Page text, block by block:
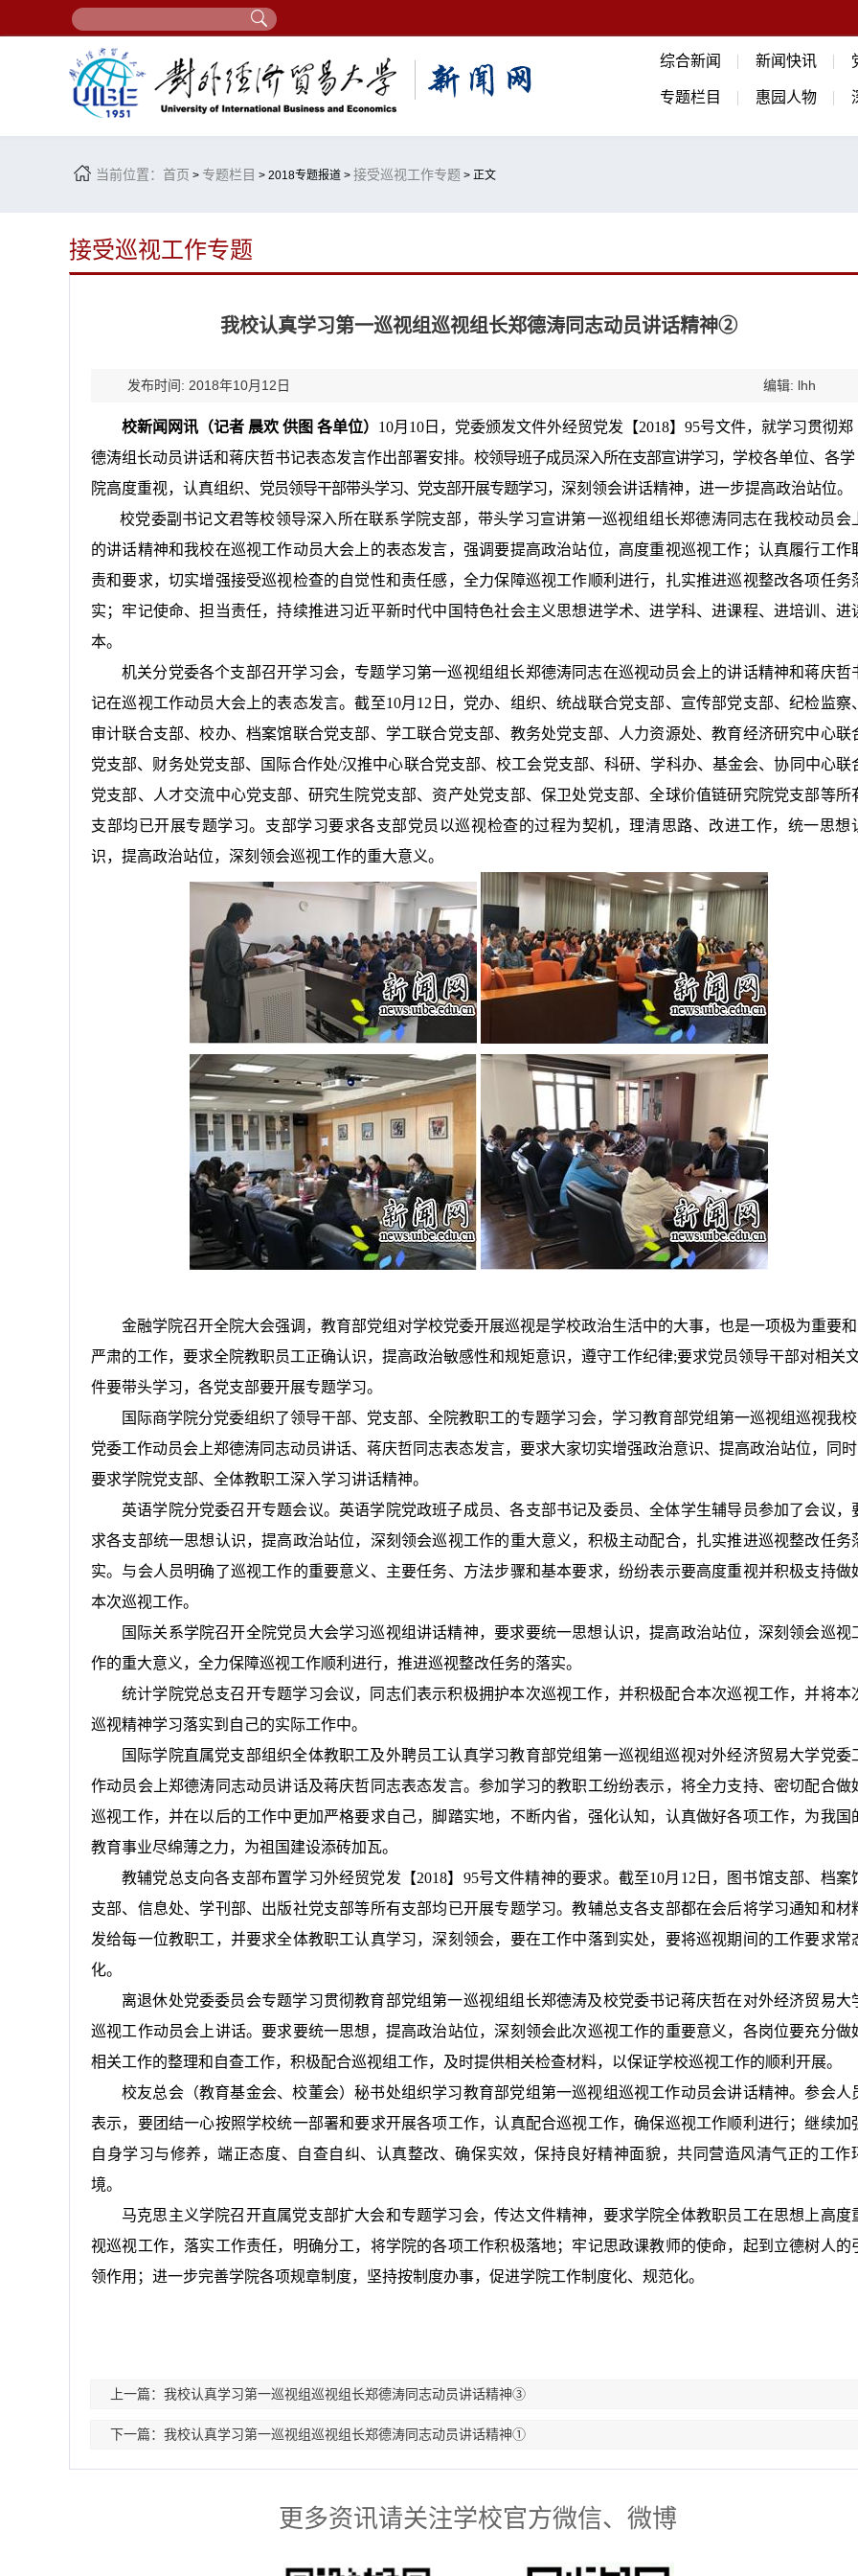
综合新闻 新闻快讯
专题栏目 惠园人物
当前位置： 首页 > 专题栏目 > 2018专题报道 > 接受巡视工作专题 > 正文
接受巡视工作专题
我校认真学习第一巡视组巡视组长郑德涛同志动员讲话精神②
发布时间: 2018年10月12日 编辑: lhh
校新闻网讯（记者 晨欢 供图 各单位） 10月10日，党委颁发文件外经贸党发【2018】95号文件，就学习贯彻郑
德涛组长动员讲话和蒋庆哲书记表态发言作出部署安排。 校领导班子成员深入所在支部宣讲学习， 学校各单位、各学
院高度重视，认真组织、 党员领导干部带头学习、党支部开展专题学习， 深刻领会讲话精神，进一步提高政治站位。
校党委副书记文君等校领导深入所在联系学院支部，带头学习宣讲第一巡视组组长郑德涛同志在我校动员会
的讲话精神和我校在巡视工作动员大会上的表态发言，强调要提高政治站位，高度重视巡视工作；认真履行工作
责和要求，切实增强接受巡视检查的自觉性和责任感，全力保障巡视工作顺利进行，扎实推进巡视整改各项任务
实；牢记使命、担当责任，持续推进习近平新时代中国特色社会主义思想进学术、进学科、进课程、进培训、进
本。
机关分党委各个支部召开学习会，专题学习第一巡视组组长郑德涛同志在巡视动员会上的讲话精神和蒋庆哲
记在巡视工作动员大会上的表态发言。截至10月12日 ，党办、组织、统战联合党支部、宣传部党支部、纪检监察、
审计联合支部、校办、档案馆联合党支部、学工联合党支部、教务处党支部、人力资源处、教育经济研究中心联
党支部、财务处党支部、国际合作处/汉推中心联合党支部、校工会党支部、科研、学科办、基金会、协同中心联
党支部、人才交流中心党支部、研究生院党支部、资产处党支部、保卫处党支部、全球价值链研究院党支部等所
支部均已开展专题学习。支部学习要求各支部党员以巡视检查的过程为契机，理清思路、改进工作，统一思想
识，提高政治站位，深刻领会巡视工作的重大意义。
金融学院召开全院大会强调，教育部党组对学校党委开展巡视是学校政治生活中的大事，也是一项极为重要和
严肃的工作，要求全院教职员工正确认识，提高政治敏感性和规矩意识，遵守工作纪律;要求党员领导干部对相关
件要带头学习，各党支部要开展专题学习。
国际商学院分党委组织了领导干部、党支部、全院教职工的专题学习会，学习教育部党组第一巡视组巡视我校
党委工作动员会上郑德涛同志动员讲话、蒋庆哲同志表态发言，要求大家切实增强政治意识、提高政治站位，同时
要求学院党支部、全体教职工深入学习讲话精神。
英语学院分党委召开专题会议。英语学院党政班子成员、各支部书记及委员、全体学生辅导员参加了会议，
求各支部统一思想认识，提高政治站位，深刻领会巡视工作的重大意义，积极主动配合，扎实推进巡视整改任务
实。与会人员明确了巡视工作的重要意义、主要任务、方法步骤和基本要求，纷纷表示要高度重视并积极支持做
本次巡视工作。
国际关系学院召开全院党员大会学习巡视组讲话精神，要求要统一思想认识，提高政治站位，深刻领会巡视
作的重大意义，全力保障巡视工作顺利进行，推进巡视整改任务的落实。
统计学院党总支召开专题学习会议，同志们表示积极拥护本次巡视工作，并积极配合本次巡视工作，并将本
巡视精神学习落实到自己的实际工作中。
国际学院直属党支部组织全体教职工及外聘员工认真学习教育部党组第一巡视组巡视对外经济贸易大学党委
作动员会上郑德涛同志动员讲话及蒋庆哲同志表态发言。参加学习的教职工纷纷表示，将全力支持、密切配合做
巡视工作，并在以后的工作中更加严格要求自己，脚踏实地，不断内省，强化认知，认真做好各项工作，为我国
教育事业尽绵薄之力，为祖国建设添砖加瓦。
教辅党总支向各支部布置学习外经贸党发【2018】95号文件精神的要求。截至10月12日，图书馆支部、档案
支部、信息处、学刊部、出版社党支部等所有支部均已开展专题学习。教辅总支各支部都在会后将学习通知和材
发给每一位教职工，并要求全体教职工认真学习，深刻领会，要在工作中落到实处，要将巡视期间的工作要求常
化。
离退休处党委委员会专题学习贯彻教育部党组第一巡视组组长郑德涛及校党委书记蒋庆哲在对外经济贸易大
巡视工作动员会上讲话。要求要统一思想，提高政治站位，深刻领会此次巡视工作的重要意义，各岗位要充分做
相关工作的整理和自查工作，积极配合巡视组工作，及时提供相关检查材料，以保证学校巡视工作的顺利开展。
校友总会（教育基金会、校董会）秘书处组织学习教育部党组第一巡视组巡视工作动员会讲话精神。参会人
表示，要团结一心按照学校统一部署和要求开展各项工作，认真配合巡视工作，确保巡视工作顺利进行；继续加
自身学习与修养，端正态度、自查自纠、认真整改、确保实效，保持良好精神面貌，共同营造风清气正的工作
境。
马克思主义学院召开直属党支部扩大会和专题学习会，传达文件精神，要求学院全体教职员工在思想上高度
视巡视工作，落实工作责任，明确分工，将学院的各项工作积极落地；牢记思政课教师的使命，起到立德树人的
领作用；进一步完善学院各项规章制度，坚持按制度办事，促进学院工作制度化、规范化。
上一篇：我校认真学习第一巡视组巡视组长郑德涛同志动员讲话精神③
下一篇：我校认真学习第一巡视组巡视组长郑德涛同志动员讲话精神①
更多资讯请关注学校官方微信、微博